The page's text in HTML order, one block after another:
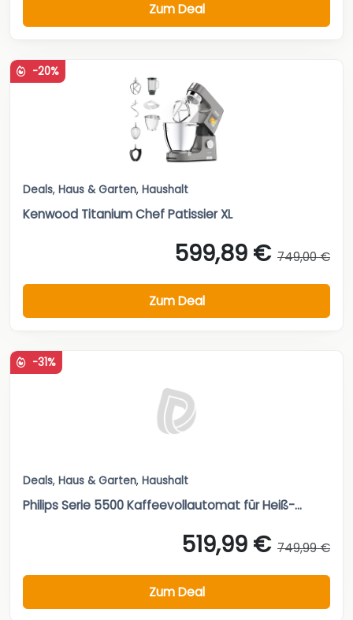
Zum Deal
-20%
Deals, Haus & Garten, Haushalt
Kenwood Titanium Chef Patissier XL
599,89 € 749,00 €
Zum Deal
-31%
Deals, Haus & Garten, Haushalt
Philips Serie 5500 Kaffeevollautomat für Heiß-...
519,99 € 749,99 €
Zum Deal